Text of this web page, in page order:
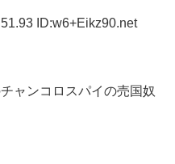
ID:w6+Eikz90.net
ャンコロスパイの売国奴